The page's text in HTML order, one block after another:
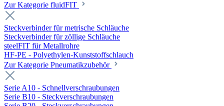
Zur Kategorie fluidFIT
Steckverbinder für metrische Schläuche
Steckverbinder für zöllige Schläuche
steelFIT für Metallrohre
HF-PE - Polyethylen-Kunststoffschlauch
Zur Kategorie Pneumatikzubehör
Serie A10 - Schnellverschraubungen
Serie B10 - Steckverschraubungen